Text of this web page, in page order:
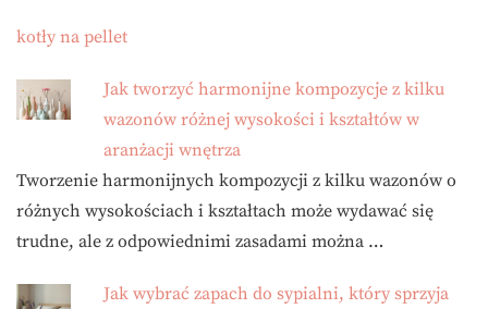
kotły na pellet
Jak tworzyć harmonijne kompozycje z kilku
wazonów różnej wysokości i kształtów w
aranżacji wnętrza
Tworzenie harmonijnych kompozycji z kilku wazonów o
różnych wysokościach i kształtach może wydawać się
trudne, ale z odpowiednimi zasadami można …
Jak wybrać zapach do sypialni, który sprzyja